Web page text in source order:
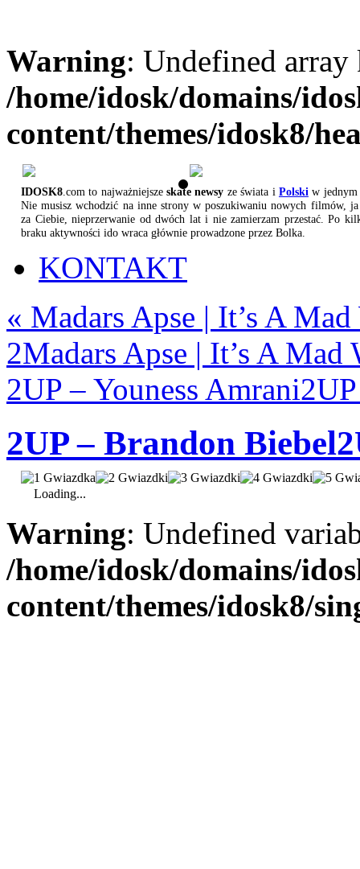
Warning: Undefined
/home/idosk/domains/
content/themes/idosk8/
IDOSK8 .com to najważniejszeskate newsy ze świata i Polski w jednym
Nie musisz wchodzić na inne strony w poszukiwaniu nowych filmów,
za Ciebie, nieprzerwanie od dwóch lat i nie zamierzam przestać. Po
braku aktywności ido wraca głównie prowadzone przez Bolka.
KONTAKT
« Madars Apse | It’s A
2Madars Apse | It’s A
2UP – Youness Amrani
2UP – Brandon Biebel
Loading...
Warning: Undefined
/home/idosk/domains/
content/themes/idosk8/